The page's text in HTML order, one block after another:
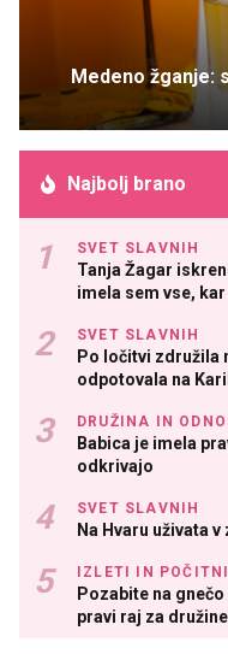
Medeno žganje:
Najbolj brano
SVET SLAVNIH
Tanja Žagar
imela sem vse,
SVET SLAVNIH
Po ločitvi združila
odpotovala na
DRUŽINA IN
Babica je imela
odkrivajo
SVET SLAVNIH
Na Hvaru uživata
IZLETI IN
Pozabite na
pravi raj za družine